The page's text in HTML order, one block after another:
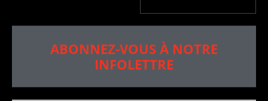
ABONNEZ-VOUS À NOTRE
INFOLETTRE